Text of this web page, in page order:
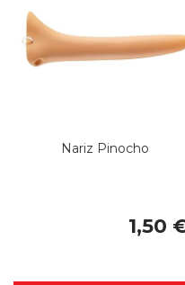
Nariz Pinocho
1,50